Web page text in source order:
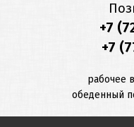
+7
+7
рабочее
обеденный
ценностей